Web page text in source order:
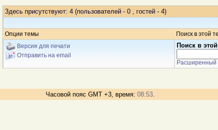
Здесь присутствуют: 4 (пользователей - 0 , гостей - 4)
Опции темы
Поиск в этой
Версия для печати
Отправить на email
Поиск в
Расширенный
Часовой пояс GMT +3, время: 08:53.